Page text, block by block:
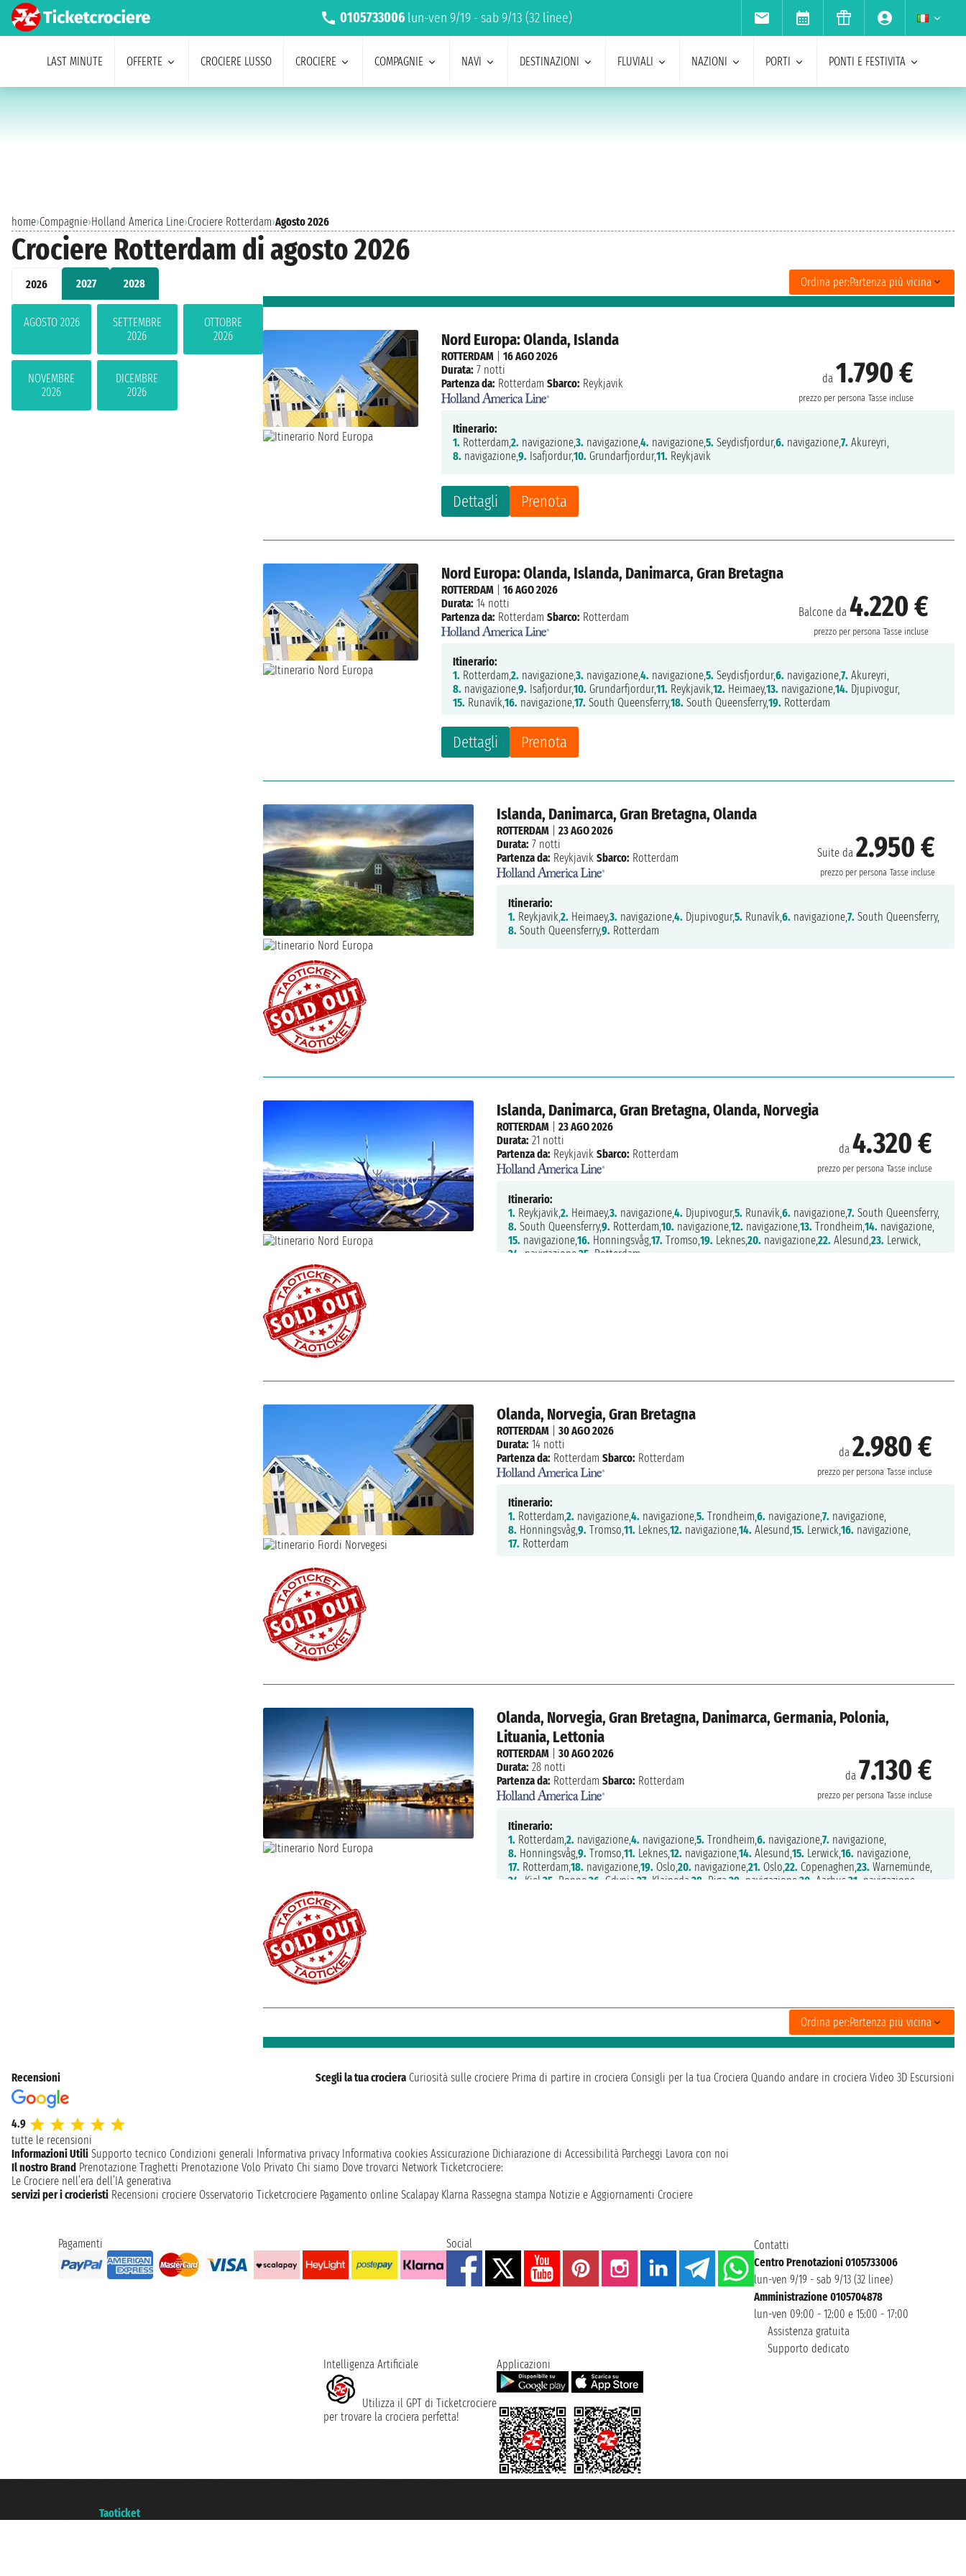
0105733006 lun-ven 9/19 - sab 9/13 (32 linee)
LAST MINUTE OFFERTE CROCIERE LUSSO CROCIERE COMPAGNIE NAVI DESTINAZIONI FLUVIALI NAZIONI PORTI PONTI E FESTIVITA
home›Compagnie›Holland America Line›Crociere Rotterdam›Agosto 2026
Crociere Rotterdam di agosto 2026
2026 2027 2028
AGOSTO 2026
SETTEMBRE
2026
OTTOBRE
2026
NOVEMBRE
2026
DICEMBRE
2026
Ordina per:Partenza più vicina
Nord Europa: Olanda, Islanda
da 1.790 €
prezzo per persona Tasse incluse
Dettagli Prenota
ROTTERDAM |16 AGO 2026
Durata: 7 notti
Partenza da: Rotterdam Sbarco: Reykjavik
Itinerario:
1. Rotterdam,2. navigazione,3. navigazione,4. navigazione,5. Seydisfjordur,6. navigazione,7. Akureyri,
8. navigazione,9. Isafjordur,10. Grundarfjordur,11. Reykjavik
Nord Europa: Olanda, Islanda, Danimarca, Gran Bretagna
Balcone da4.220 €
prezzo per persona Tasse incluse
Dettagli Prenota
ROTTERDAM |16 AGO 2026
Durata: 14 notti
Partenza da: Rotterdam Sbarco: Rotterdam
Itinerario:
1. Rotterdam,2. navigazione,3. navigazione,4. navigazione,5. Seydisfjordur,6. navigazione,7. Akureyri,
8. navigazione,9. Isafjordur,10. Grundarfjordur,11. Reykjavik,12. Heimaey,13. navigazione,14. Djupivogur,
15. Runavík,16. navigazione,17. South Queensferry,18. South Queensferry,19. Rotterdam
Islanda, Danimarca, Gran Bretagna, Olanda
Suite da 2.950 €
prezzo per persona Tasse incluse
ROTTERDAM| 23 AGO 2026
Durata: 7 notti
Partenza da: Reykjavik Sbarco: Rotterdam
Itinerario:
1. Reykjavik,2. Heimaey,3. navigazione,4. Djupivogur,5. Runavík,6. navigazione,7. South Queensferry,
8. South Queensferry,9. Rotterdam
Islanda, Danimarca, Gran Bretagna, Olanda, Norvegia
da 4.320 €
prezzo per persona Tasse incluse
ROTTERDAM| 23 AGO 2026
Durata: 21 notti
Partenza da: Reykjavik Sbarco: Rotterdam
Itinerario:
1. Reykjavik, 2. Heimaey,3. navigazione,4. Djupivogur,5. Runavík, 6. navigazione,7. South Queensferry,
8. South Queensferry,9. Rotterdam, 10. navigazione,12. navigazione,13. Trondheim, 14. navigazione,
15. navigazione,16. Honningsvåg,17. Tromso, 19. Leknes,20. navigazione,22. Alesund, 23. Lerwick,
24.
navigazione, 25. Rotterdam
Olanda, Norvegia, Gran Bretagna
da 2.980 €
prezzo per persona Tasse incluse
ROTTERDAM| 30 AGO 2026
Durata: 14 notti
Partenza da: Rotterdam Sbarco: Rotterdam
Itinerario:
1. Rotterdam,2. navigazione,4. navigazione,5. Trondheim,6. navigazione,7. navigazione,
8. Honningsvåg,9. Tromso,11. Leknes,12. navigazione,14. Alesund,15. Lerwick,16. navigazione,
17. Rotterdam
Olanda, Norvegia, Gran Bretagna, Danimarca, Germania, Polonia,
Lituania, Lettonia
da 7.130 €
prezzo per persona Tasse incluse
ROTTERDAM| 30 AGO 2026
Durata: 28 notti
Partenza da: Rotterdam Sbarco: Rotterdam
Itinerario:
1. Rotterdam, 2. navigazione,4. navigazione,5. Trondheim, 6. navigazione,7. navigazione,
8. Honningsvåg,9. Tromso, 11. Leknes,12. navigazione,14. Alesund, 15. Lerwick, 16. navigazione,
17. Rotterdam, 18. navigazione,19. Oslo, 20. navigazione,21. Oslo, 22. Copenaghen, 23. Warnemünde,
24.
Kiel, 25. Ronne, 26. Gdynia, 27. Klaipeda, 28. Riga, 29. navigazione, 30. Aarhus,31. navigazione,
Ordina per:Partenza più vicina
Recensioni
4.9
tutte le recensioni
Scegli la tua crociera Curiosità sulle crociere Prima di partire in crociera Consigli per la tua Crociera Quando andare in crociera Video 3D Escursioni
Informazioni Utili Supporto tecnico Condizioni generali Informativa privacy Informativa cookies Assicurazione Dichiarazione di Accessibilità Parcheggi Lavora con noi
Il nostro Brand Prenotazione Traghetti Prenotazione Volo Privato Chi siamo Dove trovarci Network Ticketcrociere:
Le Crociere nell’era dell’IA generativa
servizi per i crocieristi Recensioni crociere Osservatorio Ticketcrociere Pagamento online Scalapay Klarna Rassegna stampa Notizie e Aggiornamenti Crociere
Pagamenti Social
Contatti
Centro Prenotazioni 0105733006
lun-ven 9/19 - sab 9/13 (32 linee)
Amministrazione 0105704878
lun-ven 09:00 - 12:00 e 15:00 - 17:00
Assistenza gratuita
Supporto dedicato
Intelligenza Artificiale
Utilizza il GPT di Ticketcrociere
per trovare la crociera perfetta!
Applicazioni
Taoticket